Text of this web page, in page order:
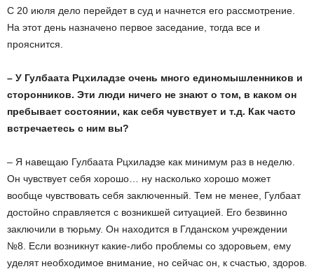
С 20 июля дело перейдет в суд и начнется его рассмотрение.
На этот день назначено первое заседание, тогда все и
прояснится.
– У Гулбаата Рцхиладзе очень много единомышленников и
сторонников. Эти люди ничего не знают о том, в каком он
пребывает состоянии, как себя чувствует и т.д. Как часто
встречаетесь с ним вы?
– Я навещаю Гулбаата Рцхиладзе как минимум раз в неделю.
Он чувствует себя хорошо… ну насколько хорошо может
вообще чувствовать себя заключенный. Тем не менее, Гулбаат
достойно справляется с возникшей ситуацией. Его безвинно
заключили в тюрьму. Он находится в Глданском учреждении
№8. Если возникнут какие-либо проблемы со здоровьем, ему
уделят необходимое внимание, но сейчас он, к счастью, здоров.